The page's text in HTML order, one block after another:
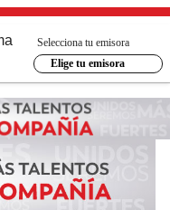
Selecciona tu emisora
Elige tu emisora